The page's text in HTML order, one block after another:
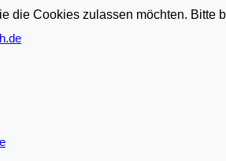
die Cookies zulassen möchten.